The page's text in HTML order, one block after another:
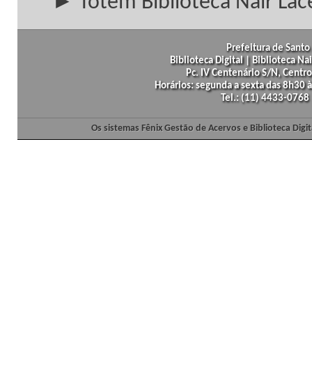
Prefeitura de
Biblioteca Digital | Biblioteca
Pc. IV Centenário S/N,
Horários: segunda a sexta das
Tel.: (11) 4433-
Os sistemas Fênix Gestão de Acervos e Biblioteca